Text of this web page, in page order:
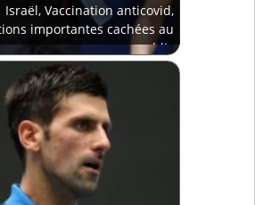
Israël, Vaccination anticovid,
importantes cachées au
public